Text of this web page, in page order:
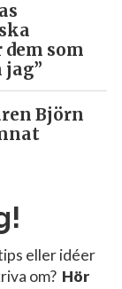
som
Björn
eller idéer
om? Hör